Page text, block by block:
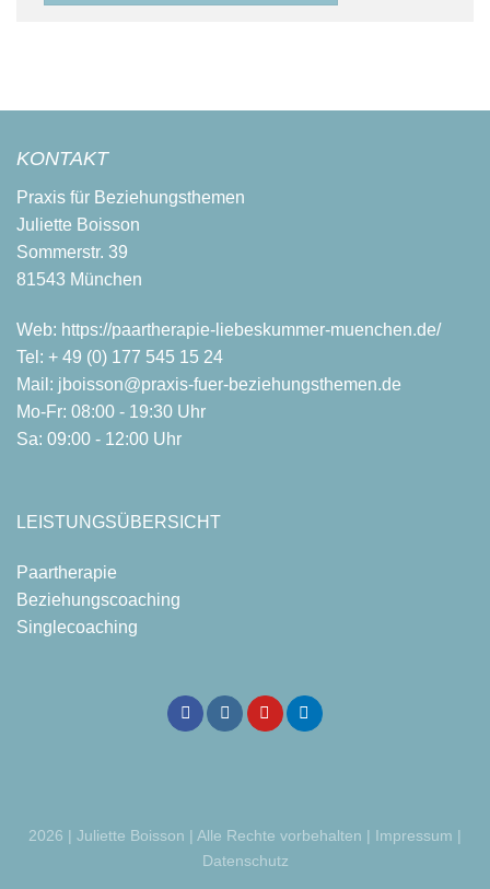
KONTAKT
Praxis für Beziehungsthemen
Juliette Boisson
Sommerstr. 39
81543 München
Web: https://paartherapie-liebeskummer-muenchen.de/
Tel: + 49 (0) 177 545 15 24
Mail: jboisson@praxis-fuer-beziehungsthemen.de
Mo-Fr: 08:00 - 19:30 Uhr
Sa: 09:00 - 12:00 Uhr
LEISTUNGSÜBERSICHT
Paartherapie
Beziehungscoaching
Singlecoaching
2026 | Juliette Boisson | Alle Rechte vorbehalten | Impressum |
Datenschutz